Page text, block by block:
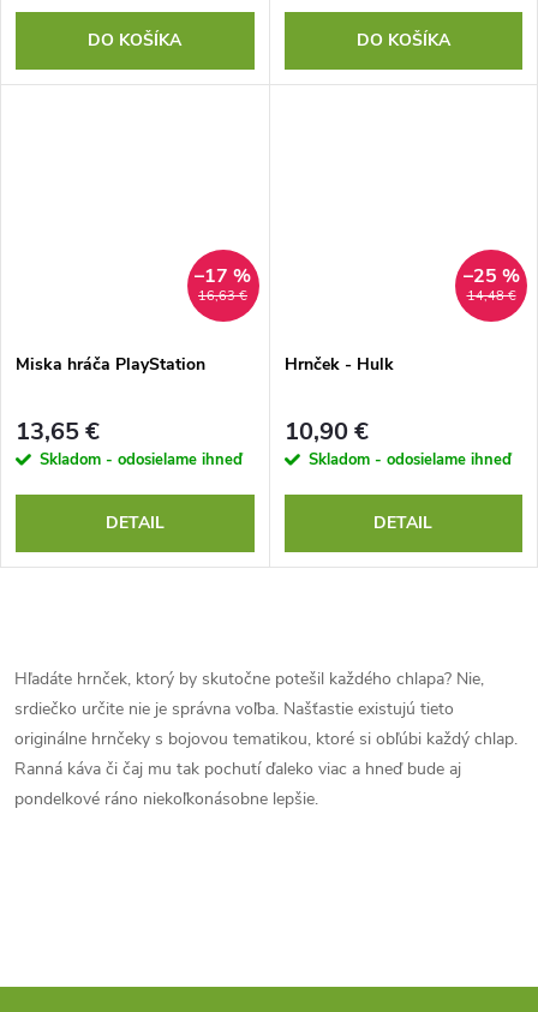
DO KOŠÍKA DO KOŠÍKA
16,63 €
–17 %
Miska hráča PlayStation
13,65 €
Skladom - odosielame ihneď
DETAIL
14,48 €
–25 %
Hrnček - Hulk
10,90 €
Skladom - odosielame ihneď
DETAIL
v
l
á
i
Hľadáte hrnček, ktorý by skutočne potešil každého chlapa? Nie,
srdiečko určite nie je správna voľba. Našťastie existujú tieto
originálne hrnčeky s bojovou tematikou, ktoré si obľúbi každý chlap.
Ranná káva či čaj mu tak pochutí ďaleko viac a hneď bude aj
pondelkové ráno niekoľkonásobne lepšie.